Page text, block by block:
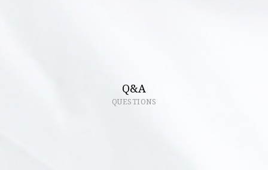
Q&A
QUESTIONS